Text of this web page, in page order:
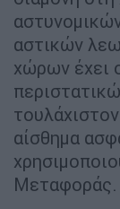
αστικών
χώρων έχει
αίσθημα
Μεταφοράς.